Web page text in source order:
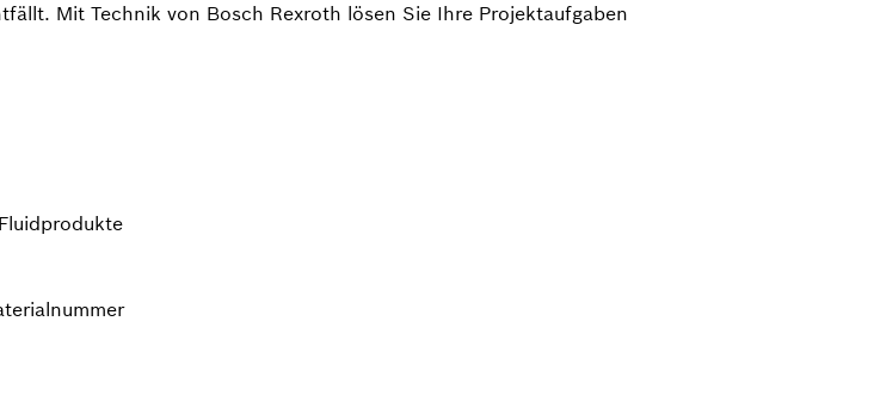
Mit Technik von Bosch Rexroth lösen Sie Ihre Projektaufgaben